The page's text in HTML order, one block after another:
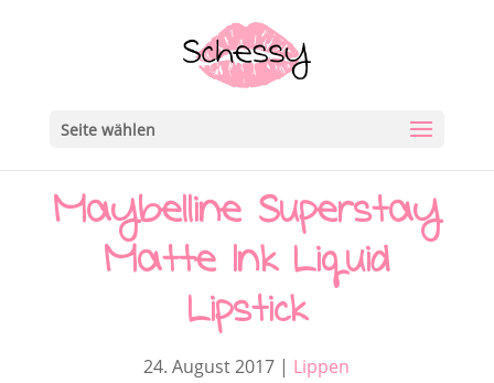
Seite wählen
Maybelline Superstay
Matte Ink Liquid
Lipstick
24. August 2017 | Lippen